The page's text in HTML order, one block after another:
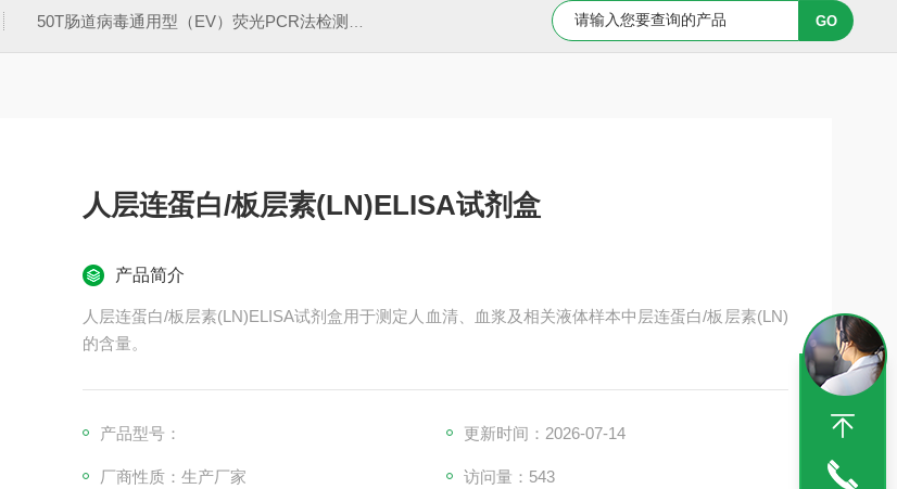
50T肠道病毒通用型（EV）荧光PCR法检测试剂盒 Capan-1 细胞专用培养基 Caov-3 细胞专用培养基
人层连蛋白/板层素(LN)ELISA试剂盒
产品简介
人层连蛋白/板层素(LN)ELISA试剂盒用于测定人血清、血浆及相关液体样本中层连蛋白/板层素(LN)
的含量。
产品型号： 更新时间：2026-07-14
厂商性质：生产厂家 访问量：543